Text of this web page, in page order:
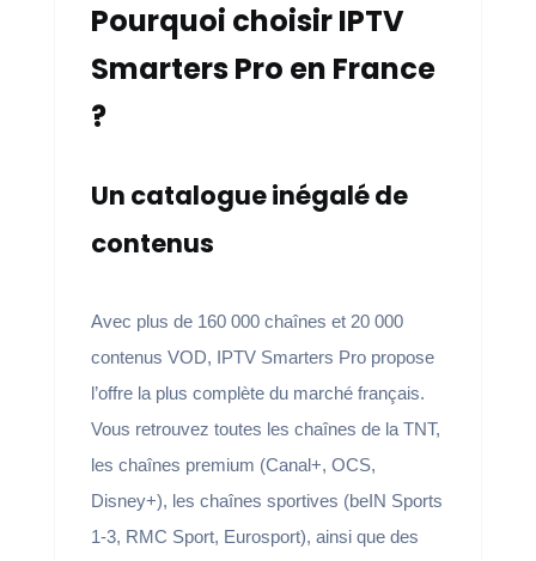
Pourquoi choisir IPTV
Smarters Pro en France
?
Un catalogue inégalé de
contenus
Avec plus de 160 000 chaînes et 20 000
contenus VOD, IPTV Smarters Pro propose
l’offre la plus complète du marché français.
Vous retrouvez toutes les chaînes de la TNT,
les chaînes premium (Canal+, OCS,
Disney+), les chaînes sportives (beIN Sports
1-3, RMC Sport, Eurosport), ainsi que des